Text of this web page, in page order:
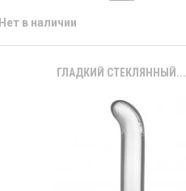
Нет в наличии
ГЛАДКИЙ СТЕКЛЯННЫЙ...